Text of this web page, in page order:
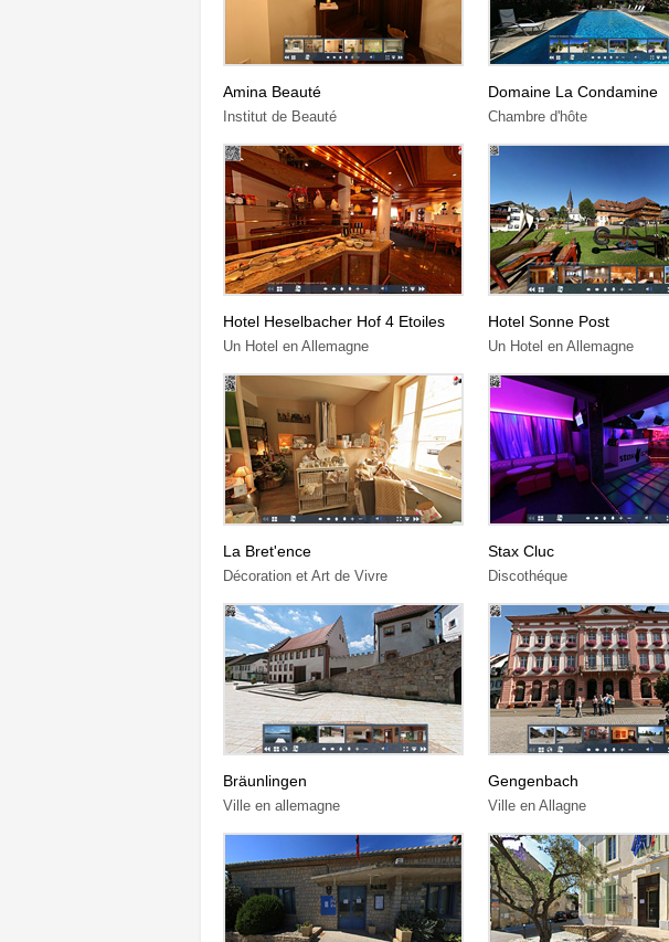
Amina Beauté
Institut de Beauté
Domaine La Condamine
Chambre d'hôte
Hotel Heselbacher Hof 4 Etoiles
Un Hotel en Allemagne
Hotel Sonne Post
Un Hotel en Allemagne
La Bret'ence
Décoration et Art de Vivre
Stax Cluc
Discothéque
Bräunlingen
Ville en allemagne
Gengenbach
Ville en Allagne